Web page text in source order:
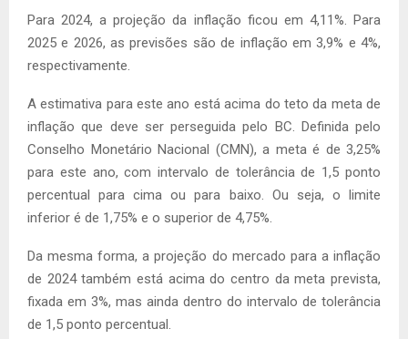
Para 2024, a projeção da inflação ficou em 4,11%. Para
2025 e 2026, as previsões são de inflação em 3,9% e 4%,
respectivamente.
A estimativa para este ano está acima do teto da meta de
inflação que deve ser perseguida pelo BC. Definida pelo
Conselho Monetário Nacional (CMN), a meta é de 3,25%
para este ano, com intervalo de tolerância de 1,5 ponto
percentual para cima ou para baixo. Ou seja, o limite
inferior é de 1,75% e o superior de 4,75%.
Da mesma forma, a projeção do mercado para a inflação
de 2024 também está acima do centro da meta prevista,
fixada em 3%, mas ainda dentro do intervalo de tolerância
de 1,5 ponto percentual.